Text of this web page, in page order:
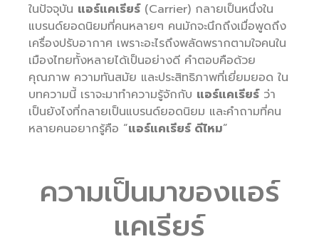
ในปัจจุบัน แอร์แคเรียร์(Carrier) กลายเป็นหนึ่งใน
แบรนด์ยอดนิยมที่คนหลายๆ คนมักจะนึกถึงเมื่อพูดถึง
เครื่องปรับอากาศ เพราะอะไรถึงพลัดพรากตามใจคนใน
เมืองไทยทั้งหลายได้เป็นอย่างดี คำตอบคือด้วย
คุณภาพ ความทันสมัย และประสิทธิภาพที่เยี่ยมยอด ใน
บทความนี้ เราจะมาทำความรู้จักกับ แอร์แคเรียร์ว่า
เป็นยังไงที่กลายเป็นแบรนด์ยอดนิยม และคำถามที่คน
หลายคนอยากรู้คือ “แอร์แคเรียร์ ดีไหม”
ความเป็นมาของแอร์
แคเรียร์